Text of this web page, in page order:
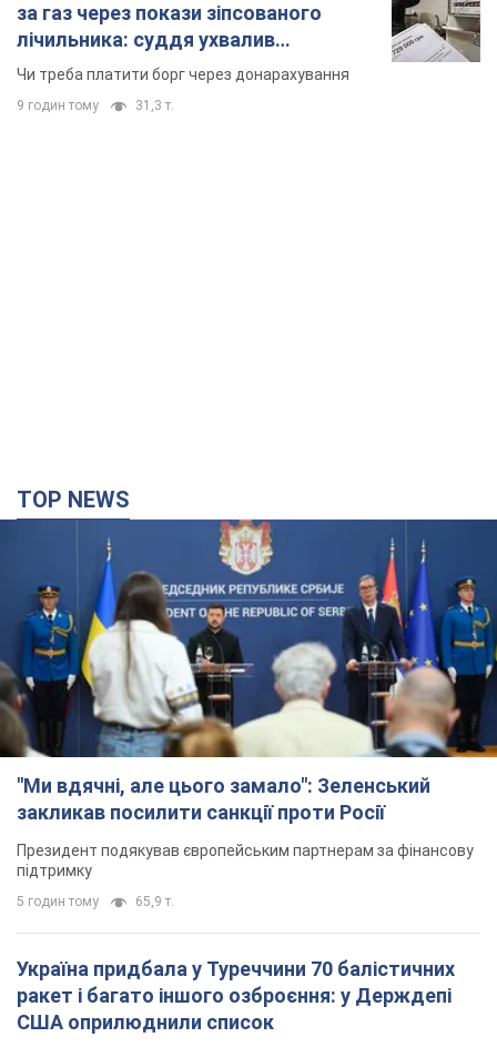
за газ через покази зіпсованого
лічильника: суддя ухвалив
неочікуване рішення
Чи треба платити борг через донарахування
9 годин тому 31,3 т.
TOP NEWS
"Ми вдячні, але цього замало": Зеленський
закликав посилити санкції проти Росії
Президент подякував європейським партнерам за фінансову
підтримку
5 годин тому 65,9 т.
Україна придбала у Туреччини 70 балістичних
ракет і багато іншого озброєння: у Держдепі
США оприлюднили список